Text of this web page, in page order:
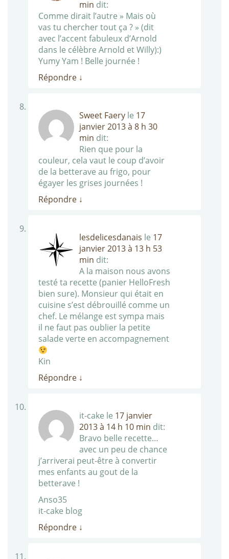
min dit:
Comme dirait l’autre » Mais où
vas tu chercher tout ça ? » (dit
avec l’accent fabuleux d’Arnold
dans le célèbre Arnold et Willy):)
Yumy Yam ! Belle journée !
Répondre ↓
Sweet Faery le 17
janvier 2013 à 8 h 30
min dit:
Rien que pour la
couleur, cela vaut le coup d’avoir
de la betterave au frigo, pour
égayer les grises journées !
Répondre ↓
lesdelicesdanais le 17
janvier 2013 à 13 h 53
min dit:
A la maison nous avons
testé ta recette (panier HelloFresh
bien sure). Monsieur qui était en
cuisine s’est débrouillé comme un
chef. Le mélange est sympa mais
il ne faut pas oublier la petite
salade verte en accompagnement
Kin
Répondre ↓
it-cake le 17 janvier
2013 à 14 h 10 min dit:
Bravo belle recette…
avec un peu de chance
j’arriverai peut-être à convertir
mes enfants au gout de la
betterave !
Anso35
it-cake blog
Répondre ↓